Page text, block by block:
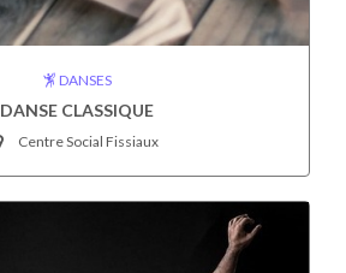
DANSES
DANSE CLASSIQUE
Centre Social Fissiaux